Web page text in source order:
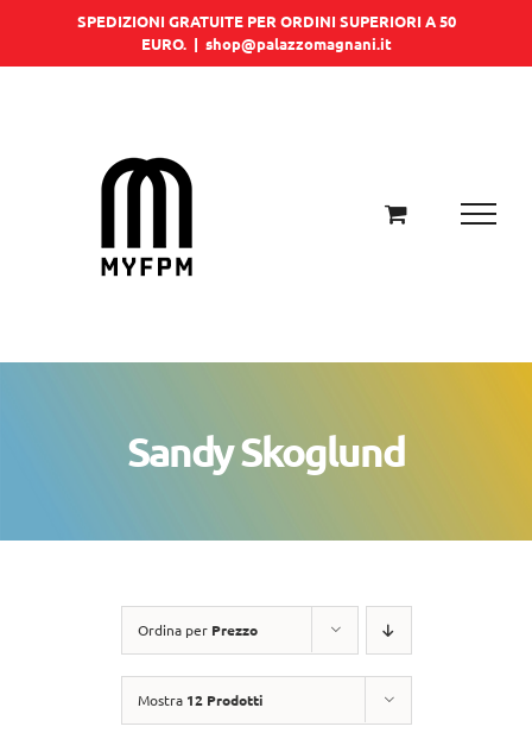
SPEDIZIONI GRATUITE PER ORDINI SUPERIORI A 50
EURO. | shop@palazzomagnani.it
Sandy Skoglund
Ordina per Prezzo
Mostra 12 Prodotti